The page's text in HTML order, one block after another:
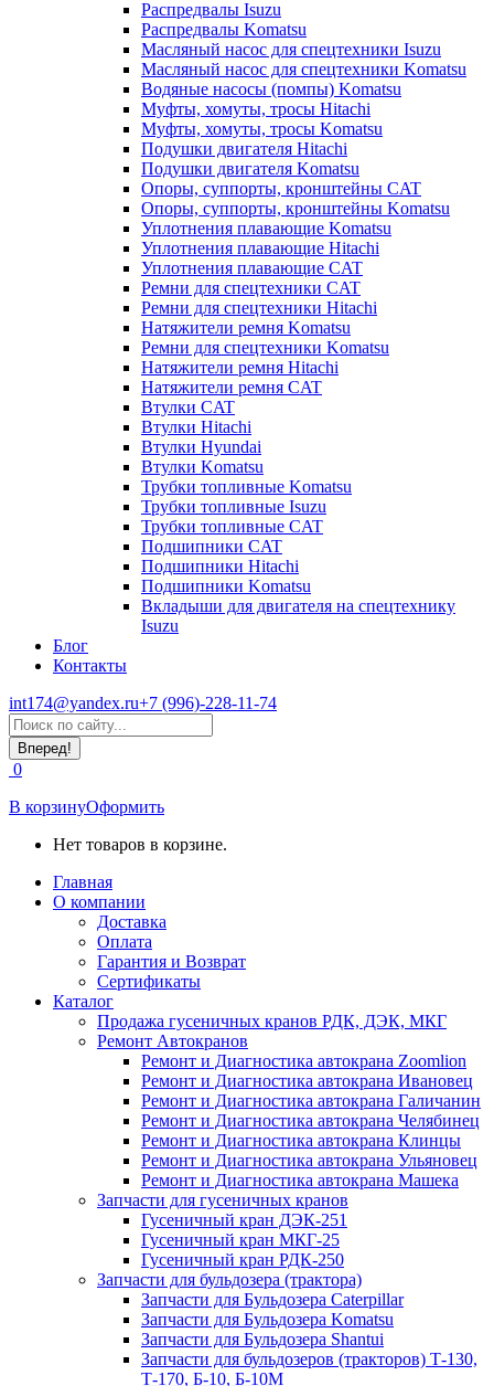
Распредвалы Isuzu
Распредвалы Komatsu
Масляный насос для спецтехники Isuzu
Масляный насос для спецтехники Komatsu
Водяные насосы (помпы) Komatsu
Муфты, хомуты, тросы Hitachi
Муфты, хомуты, тросы Komatsu
Подушки двигателя Hitachi
Подушки двигателя Komatsu
Опоры, суппорты, кронштейны CAT
Опоры, суппорты, кронштейны Komatsu
Уплотнения плавающие Komatsu
Уплотнения плавающие Hitachi
Уплотнения плавающие CAT
Ремни для спецтехники CAT
Ремни для спецтехники Hitachi
Натяжители ремня Komatsu
Ремни для спецтехники Komatsu
Натяжители ремня Hitachi
Натяжители ремня CAT
Втулки CAT
Втулки Hitachi
Втулки Hyundai
Втулки Komatsu
Трубки топливные Komatsu
Трубки топливные Isuzu
Трубки топливные CAT
Подшипники CAT
Подшипники Hitachi
Подшипники Komatsu
Вкладыши для двигателя на спецтехнику
Isuzu
Блог
Контакты
int174@yandex.ru+7 (996)-228-11-74
Страница
WhatsApp
открывается
в
новом
окне
Поиск:
0
В корзинуОформить
Нет товаров в корзине.
Главная
О компании
Доставка
Оплата
Гарантия и Возврат
Сертификаты
Каталог
Продажа гусеничных кранов РДК, ДЭК, МКГ
Ремонт Автокранов
Ремонт и Диагностика автокрана Zoomlion
Ремонт и Диагностика автокрана Ивановец
Ремонт и Диагностика автокрана Галичанин
Ремонт и Диагностика автокрана Челябинец
Ремонт и Диагностика автокрана Клинцы
Ремонт и Диагностика автокрана Ульяновец
Ремонт и Диагностика автокрана Машека
Запчасти для гусеничных кранов
Гусеничный кран ДЭК-251
Гусеничный кран МКГ-25
Гусеничный кран РДК-250
Запчасти для бульдозера (трактора)
Запчасти для Бульдозера Caterpillar
Запчасти для Бульдозера Komatsu
Запчасти для Бульдозера Shantui
Запчасти для бульдозеров (тракторов) Т-130,
Т-170, Б-10, Б-10М